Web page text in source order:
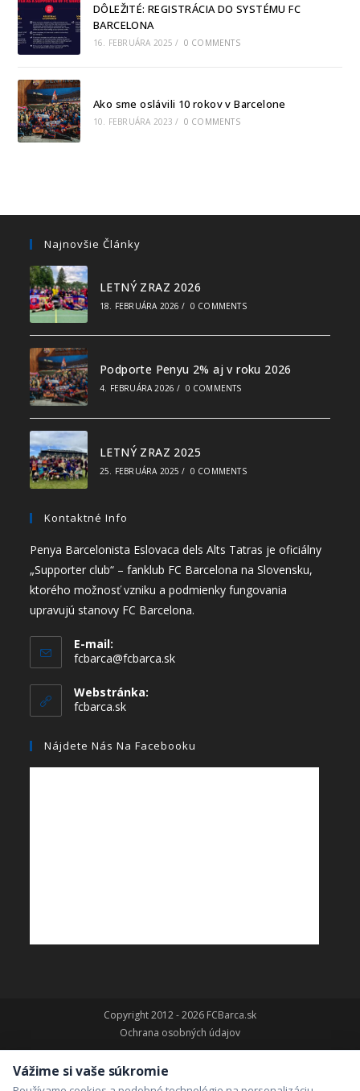
DÔLEŽITÉ: REGISTRÁCIA DO SYSTÉMU FC
BARCELONA
16. FEBRUÁRA 2025 / 0 COMMENTS
Ako sme oslávili 10 rokov v Barcelone
10. FEBRUÁRA 2023 / 0 COMMENTS
Najnovšie Články
LETNÝ ZRAZ 2026
18. FEBRUÁRA 2026 / 0 COMMENTS
Podporte Penyu 2% aj v roku 2026
4. FEBRUÁRA 2026 / 0 COMMENTS
LETNÝ ZRAZ 2025
25. FEBRUÁRA 2025 / 0 COMMENTS
Kontaktné Info
Penya Barcelonista Eslovaca dels Alts Tatras je oficiálny
„Supporter club“ – fanklub FC Barcelona na Slovensku,
ktorého možnosť vzniku a podmienky fungovania
upravujú stanovy FC Barcelona.
E-mail:
fcbarca@fcbarca.sk
Webstránka:
fcbarca.sk
Nájdete Nás Na Facebooku
Copyright 2012 - 2026 FCBarca.sk
Ochrana osobných údajov
Vážime si vaše súkromie